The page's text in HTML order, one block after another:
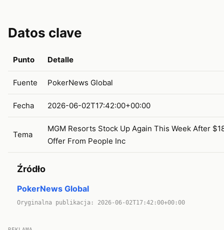
Datos clave
Punto Detalle
Fuente PokerNews Global
Fecha 2026-06-02T17:42:00+00:00
Tema
MGM Resorts Stock Up Again This Week After
Offer From People Inc
Źródło
PokerNews Global
Oryginalna publikacja: 2026-06-02T17:42:00+00:00